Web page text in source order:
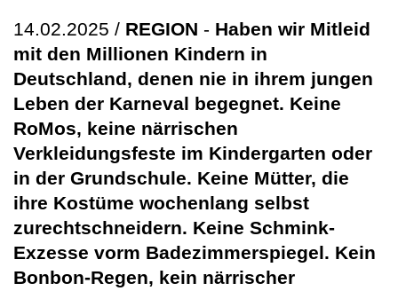
14.02.2025 / REGION - Haben wir Mitleid
mit den Millionen Kindern in
Deutschland, denen nie in ihrem jungen
Leben der Karneval begegnet. Keine
RoMos, keine närrischen
Verkleidungsfeste im Kindergarten oder
in der Grundschule. Keine Mütter, die
ihre Kostüme wochenlang selbst
zurechtschneidern. Keine Schmink-
Exzesse vorm Badezimmerspiegel. Kein
Bonbon-Regen, kein närrischer